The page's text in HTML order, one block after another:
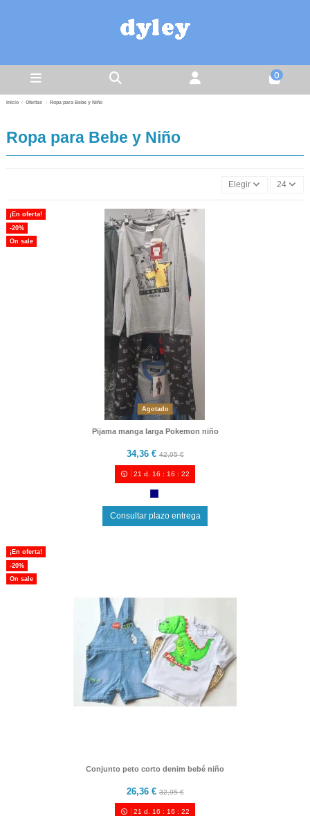
0
Inicio Ofertas Ropa para Bebe y Niño
Ropa para Bebe y Niño
Elegir 24
¡En oferta!
-20%
On sale
Agotado
Pijama manga larga Pokemon niño
34,36 €42,95 €
21 d. 16 :16 :21
Consultar plazo entrega
¡En oferta!
-20%
On sale
Conjunto peto corto denim bebé niño
26,36 €32,95 €
21 d. 16 : 16 :21